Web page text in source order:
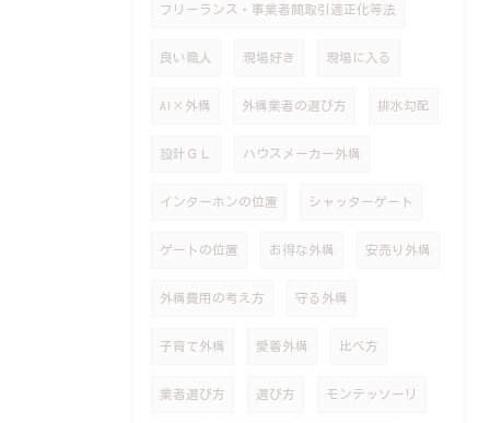
フリーランス・事業者間取引適正化等法
良い職人 現場好き 現場に入る
AI×外構 外構業者の選び方 排水勾配
設計ＧＬ ハウスメーカー外構
インターホンの位置 シャッターゲート
ゲートの位置 お得な外構 安売り外構
外構費用の考え方 守る外構
子育て外構 愛着外構 比べ方
業者選び方 選び方 モンテッソーリ